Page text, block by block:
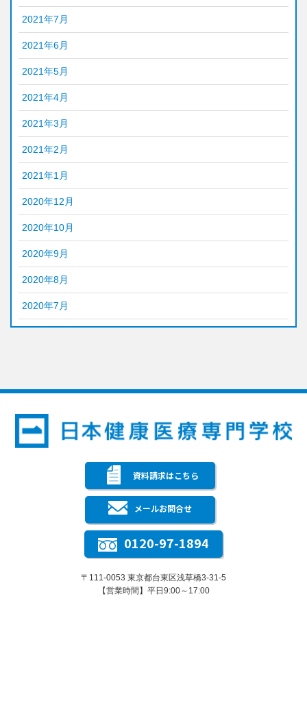
2021年7月
2021年6月
2021年5月
2021年4月
2021年3月
2021年2月
2021年1月
2020年12月
2020年10月
2020年9月
2020年8月
2020年7月
資料請求はこちら
メールお問合せ
0120-97-1894
〒111-0053 東京都台東区浅草橋3-31-5
【営業時間】平日9:00～17:00